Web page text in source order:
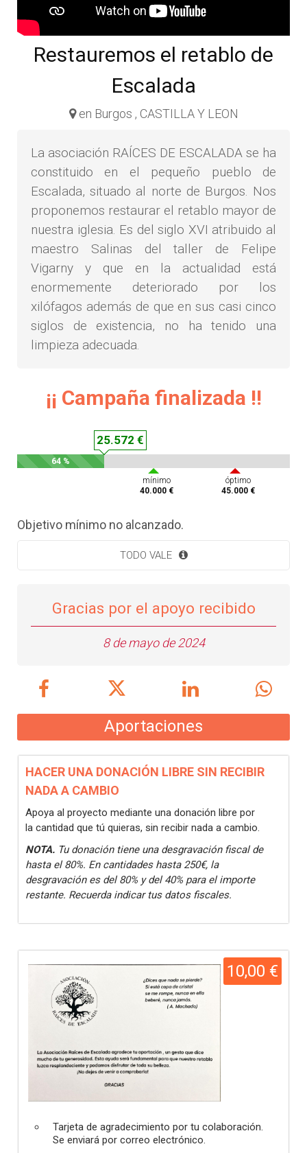
Restauremos el retablo de
Escalada
en Burgos , CASTILLA Y LEON
La asociación RAÍCES DE ESCALADA se ha
constituido en el pequeño pueblo de
Escalada, situado al norte de Burgos. Nos
proponemos restaurar el retablo mayor de
nuestra iglesia. Es del siglo XVI atribuido al
maestro Salinas del taller de Felipe
Vigarny y que en la actualidad está
enormemente deteriorado por los
xilófagos además de que en sus casi cinco
siglos de existencia, no ha tenido una
limpieza adecuada.
¡¡ Campaña finalizada !!
25.572 €
64 %
mínimo
40.000 €
óptimo
45.000 €
Objetivo mínimo no alcanzado.
TODO VALE
Gracias por el apoyo recibido
8 de mayo de 2024
Aportaciones
HACER UNA DONACIÓN LIBRE SIN RECIBIR
NADA A CAMBIO
Apoya al proyecto mediante una donación libre por
la cantidad que tú quieras, sin recibir nada a cambio.
NOTA. Tu donación tiene una desgravación fiscal de
hasta el 80%. En cantidades hasta 250€, la
desgravación es del 80% y del 40% para el importe
restante. Recuerda indicar tus datos fiscales.
10,00 €
Tarjeta de agradecimiento por tu colaboración.
Se enviará por correo electrónico.